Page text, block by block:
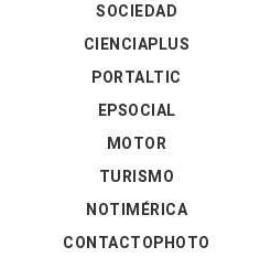
SOCIEDAD
CIENCIAPLUS
PORTALTIC
EPSOCIAL
MOTOR
TURISMO
NOTIMÉRICA
CONTACTOPHOTO